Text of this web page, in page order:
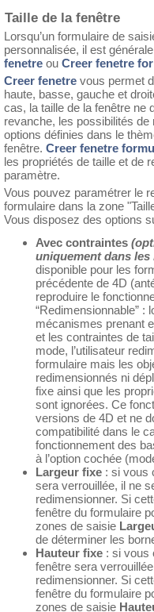
Taille de la fenêtre
Lorsqu’un formulaire de
personnalisée, il est
fenetre ou Creer fenetre
Creer fenetre vous permet
haute, basse, gauche et
cas, la taille de la fenêtre ne
revanche, les possibilités
options définies dans le
fenêtre. Creer fenetre
les propriétés de taille et de
paramètre.
Vous pouvez paramétrer le
formulaire dans la zone
Vous disposez des options
Avec contraintes
uniquement dans
disponible pour les
précédente de 4D
reproduire le
“Redimensionnable” :
mécanismes prenant
et les contraintes de
mode, l’utilisateur
formulaire mais les
redimensionnés ni
fixe ainsi que les
sont ignorées. Ce
versions de 4D et ne
compatibilité dans le
fonctionnement des
à l’option cochée
Largeur fixe : si vous
sera verrouillée, il ne
redimensionner. Si
fenêtre du formulaire
zones de saisie
de déterminer les
Hauteur fixe : si vous
fenêtre sera
redimensionner. Si
fenêtre du formulaire
zones de saisie